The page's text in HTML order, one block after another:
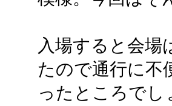
入場すると会場
たので通行に不
ったところでし